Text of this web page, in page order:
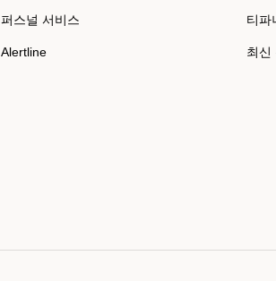
퍼스널 서비스
Alertline
티파
최신